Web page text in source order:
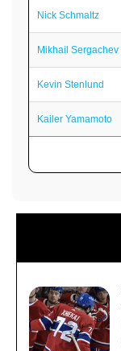
Nick Schmaltz
Mikhail Sergachev
Kevin Stenlund
Kailer Yamamoto